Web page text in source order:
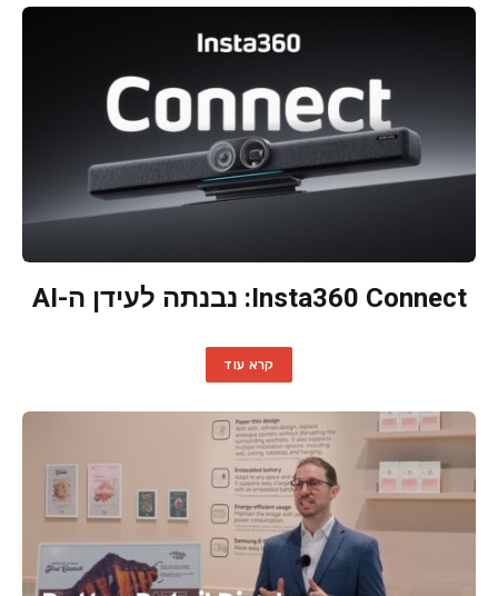
Insta360 Connect: נבנתה לעידן ה-AI
קרא עוד